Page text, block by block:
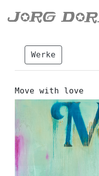
Werke
Move with love